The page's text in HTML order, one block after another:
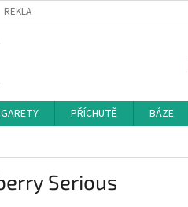
REKLAMAČNÍ ŘÁD
PŘÍCHUTĚ BÁZE
Serious